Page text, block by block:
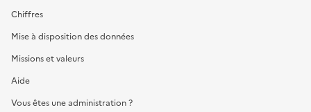
Chiffres
Mise à disposition des données
Missions et valeurs
Aide
Vous êtes une administration ?